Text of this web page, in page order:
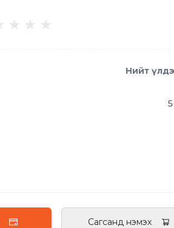
Нийт
Сагсанд нэмэх